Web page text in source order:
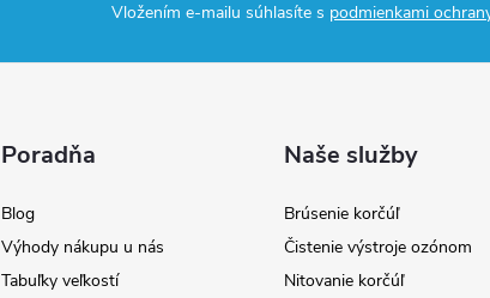
Vložením e-mailu súhlasíte s podmienkami
Poradňa
Blog
Výhody nákupu u nás
Tabuľky veľkostí
Naše služby
Brúsenie korčúľ
Čistenie výstroje ozónom
Nitovanie korčúľ